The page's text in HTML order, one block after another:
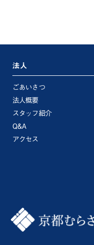
法人
ごあいさつ
法人概要
スタッフ紹介
Q&A
アクセス